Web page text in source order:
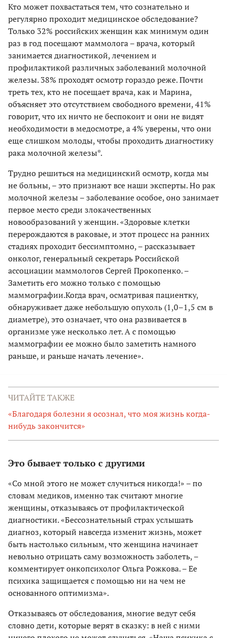
Кто может похвастаться тем, что сознательно и
регулярно проходит медицинское обследование?
Только 32% российских женщин как минимум один
раз в год посещают маммолога – врача, который
занимается диагностикой, лечением и
профилактикой различных заболеваний молочной
железы. 38% проходят осмотр гораздо реже. Почти
треть тех, кто не посещает врача, как и Марина,
объясняет это отсутствием свободного времени, 41%
говорит, что их ничто не беспокоит и они не видят
необходимости в медосмотре, а 4% уверены, что они
еще слишком молоды, чтобы проходить диагностику
рака молочной железы*.
Трудно решиться на медицинский осмотр, когда мы
не больны, – это признают все наши эксперты. Но рак
молочной железы – заболевание особое, оно занимает
первое место среди злокачественных
новообразований у женщин. «Здоровые клетки
перерождаются в раковые, и этот процесс на ранних
стадиях проходит бессимптомно, – рассказывает
онколог, генеральный секретарь Российской
ассоциации маммологов Сергей Прокопенко. –
Заметить его можно только с помощью
маммографии.Когда врач, осматривая пациентку,
обнаруживает даже небольшую опухоль (1,0–1,5 см в
диаметре), это означает, что она развивается в
организме уже несколько лет. А с помощью
маммографии ее можно было заметить намного
раньше, и раньше начать лечение».
ЧИТАЙТЕ ТАКЖЕ
«Благодаря болезни я осознал, что моя жизнь когда-
нибудь закончится»
Это бывает только с другими
«Со мной этого не может случиться никогда!» – по
словам медиков, именно так считают многие
женщины, отказываясь от профилактической
диагностики. «Бессознательный страх услышать
диагноз, который навсегда изменит жизнь, может
быть настолько сильным, что женщина начинает
невольно отрицать саму возможность заболеть, –
комментирует онкопсихолог Ольга Рожкова. – Ее
психика защищается с помощью ни на чем не
основанного оптимизма».
Отказываясь от обследования, многие ведут себя
словно дети, которые верят в сказку: в ней с ними